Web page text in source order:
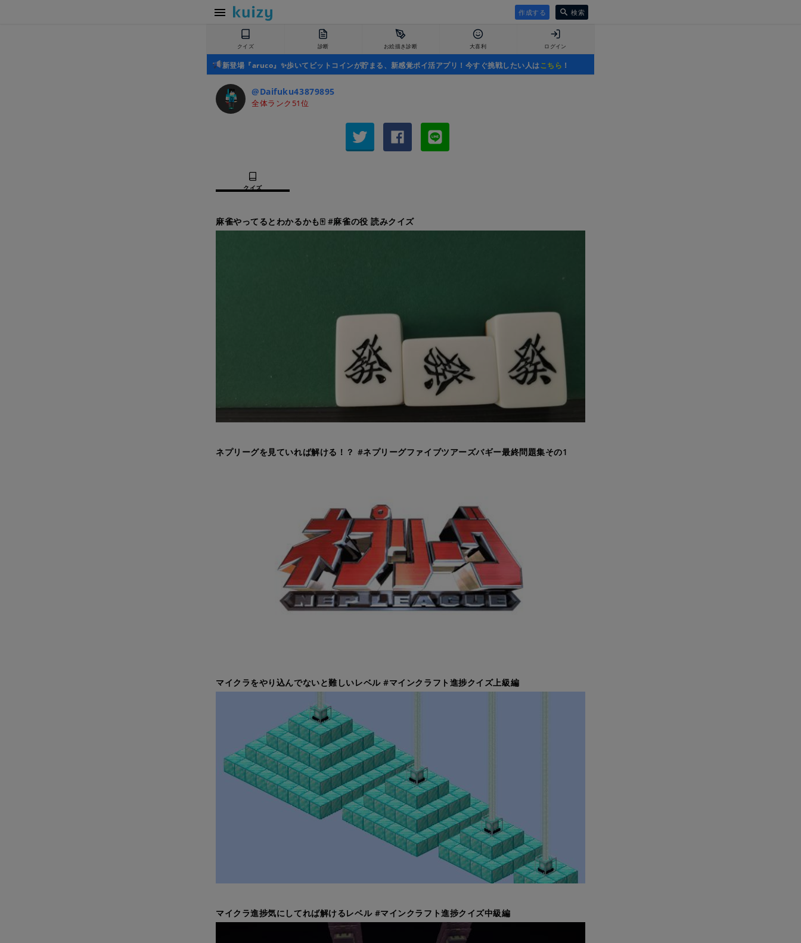
作成する 検索
クイズ 診断 お絵描き診断 大喜利 ログイン
新登場『aruco』✨歩いてビットコインが貯まる、新感覚ポイ活アプリ！今すぐ挑戦したい人はこちら ！
@Daifuku43879895
全体ランク51位
クイズ
麻雀やってるとわかるかも🀄 #麻雀の役 読みクイズ
ネプリーグを見ていれば解ける！？ #ネプリーグファイブツアーズバギー最終問題集その1
マイクラをやり込んでないと難しいレベル #マインクラフト進捗クイズ上級編
マイクラ進捗気にしてれば解けるレベル #マインクラフト進捗クイズ中級編